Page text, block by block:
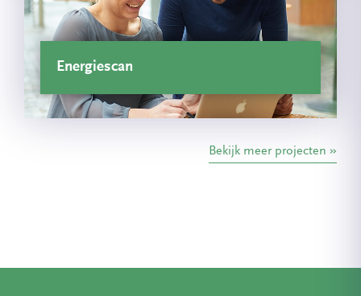
Energiescan
Bekijk meer projecten